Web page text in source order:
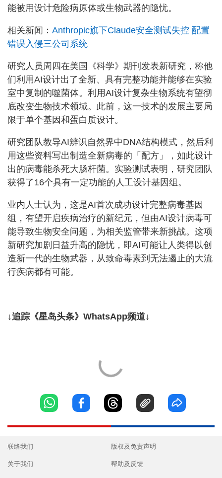
能被用设计危险病原体或生物武器的隐忧。
相关新闻： Anthropic旗下Claude安全测试失控 配置
错误入侵三公司系统
研究人员周四在美国《科学》期刊发表新研究，称他
们利用AI设计出了全新、具有完整功能并能够在实验
室中复制的噬菌体。利用AI设计复杂生物系统有望彻
底改变生物技术领域。此前，这一技术的发展主要局
限于单个基因和蛋白质设计。
研究团队教导AI辨识自然界中DNA结构模式，然后利
用这些资料写出制造全新病毒的「配方」，如此设计
出的病毒能杀死大肠杆菌。实验测试表明，研究团队
获得了16个具有一定功能的人工设计基因组。
业内人士认为，这是AI首次成功设计完整病毒基因
组，有望开启疾病治疗的新纪元，但由AI设计病毒可
能导致生物安全问题，为相关监管带来新挑战。这项
新研究加剧日益升高的隐忧，即AI可能让人类得以创
造新一代的生物武器，从致命毒素到无法遏止的大流
行疾病都有可能。
↓追踪《星岛头条》WhatsApp频道↓
联络我们
关于我们
版权及免责声明
帮助及反馈